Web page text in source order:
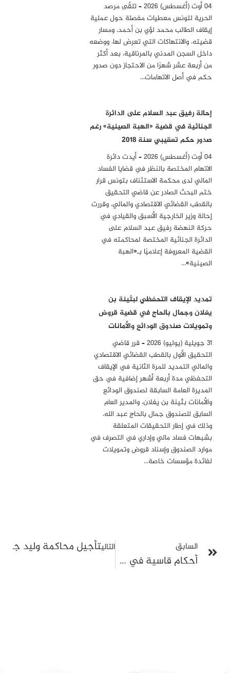
04 أوت (أغسطس) 2026 – تلقّى مرصد
الحرية لتونس معطيات مفصلة حول عملية
إيقاف الطالب محمد لؤي بن أحمد، ومسار
قضيته، والانتهاكات التي تعرض لها، ووضعه
داخل السجن المدني بالمرناقية، بعد أكثر
من أربعة عشر شهرًا من الاحتجاز دون صدور
حكم في أصل الاتهامات…
إحالة رفيق عبد السلام على الدائرة
الجنائية في قضية «الهبة الصينية» رغم
صدور حكم تعقيبي سنة 2018
04 أوت (أغسطس) 2026 – أيدت دائرة
الاتهام المختصة بالنظر في قضايا الفساد
المالي لدى محكمة الاستئناف بتونس قرار
ختم البحث الصادر عن قاضي التحقيق
بالقطب القضائي الاقتصادي والمالي، وقررت
إحالة وزير الخارجية الأسبق والقيادي في
حركة النهضة رفيق عبد السلام على
الدائرة الجنائية المختصة لمحاكمته في
القضية المعروفة إعلاميًا بـ«الهبة
الصينية»…
تمديد الإيقاف التحفظي لبثينة بن
يغلان وجمال بالحاج في قضية قروض
وتمويلات صندوق الودائع والأمانات
31 جويلية (يوليو) 2026 – قرر قاضي
التحقيق الأول بالقطب القضائي الاقتصادي
والمالي التمديد للمرة الثانية في الإيقاف
التحفظي مدة أربعة أشهر إضافية في حق
المديرة العامة السابقة لصندوق الودائع
والأمانات بثينة بن يغلان، والمدير العام
السابق للصندوق جمال بالحاج عبد الله،
وذلك في إطار التحقيقات المتعلقة
بشبهات فساد مالي وإداري في التصرف في
موارد الصندوق وإسناد قروض وتمويلات
لفائدة مؤسسات خاصة…
السابق
أحكام قاسية في ملف “التسفير”: مظلمة سياسية ومحاكمة خارج القانون
التاليتأجيل محاكمة وليد جلاد إلى 22 ماي ورفض مطلب